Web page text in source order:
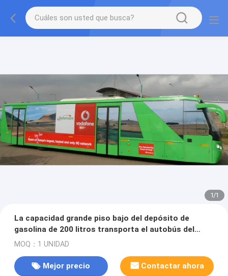
1/1
La capacidad grande piso bajo del depósito de
gasolina de 200 litros transporta el autobús del
delantal para el aeropuerto
MOQ：1 UNIDAD
Mejor precio Contactar ahora